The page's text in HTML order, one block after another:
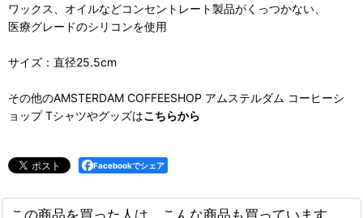
ワックス、オイルなどコンセントレート製品がくっつかない、
医療グレードのシリコンを使用
サイズ：直径25.5cm
その他のAMSTERDAM COFFEESHOP アムステルダム コーヒーシ
ョップ Tシャツやグッズはこちらから
Facebookでシェア
この商品を買った人は、こんな商品も買っています